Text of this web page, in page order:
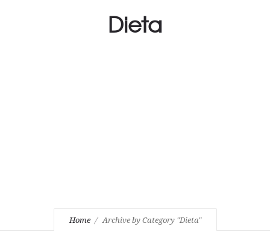
Dieta
Home Archive by Category "Dieta"